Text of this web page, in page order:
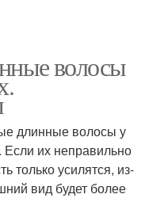
волосы
длинные волосы у
их неправильно
только усилятся, из-
вид будет более